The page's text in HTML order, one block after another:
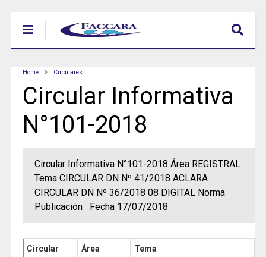
Home Circulares
Circular Informativa
N°101-2018
Circular Informativa N°101-2018 Área REGISTRAL
Tema CIRCULAR DN Nº 41/2018 ACLARA
CIRCULAR DN Nº 36/2018 08 DIGITAL Norma
Publicación Fecha 17/07/2018
Circular
Área
Tema